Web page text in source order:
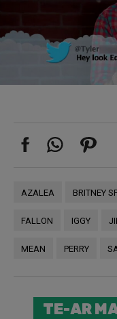
AZALEA BRITNEY
FALLON IGGY
MEAN PERRY
TE-AR